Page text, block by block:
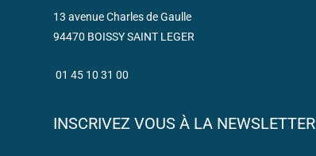
13 avenue Charles de Gaulle
94470 BOISSY SAINT LEGER
01 45 10 31 00
INSCRIVEZ VOUS À LA NEWSLETTER